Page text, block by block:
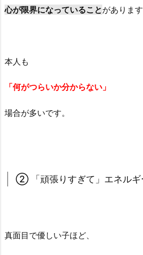
心が限界になっていることがあります
本人も
「何がつらいか分からない」
場合が多いです。
② 「頑張りすぎて」エネルギ
真面目で優しい子ほど、